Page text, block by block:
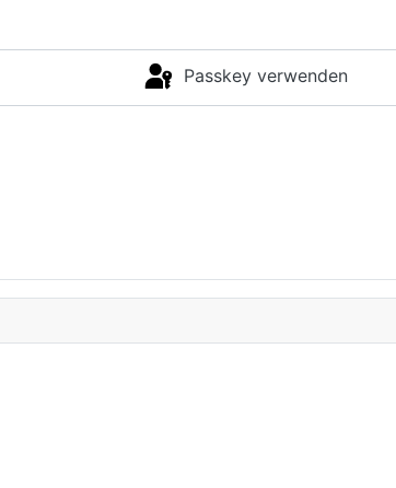
Passkey verwenden